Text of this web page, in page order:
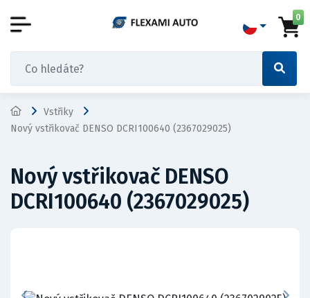
0
Vstřiky
Nový vstřikovač DENSO DCRI100640 (2367029025)
Nový vstřikovač DENSO
DCRI100640 (2367029025)